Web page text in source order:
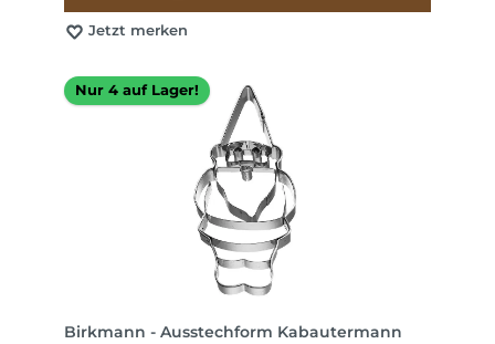
Jetzt merken
Nur 4 auf Lager!
Birkmann - Ausstechform Kabautermann